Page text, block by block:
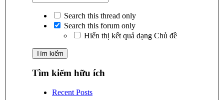
Search this thread only
Search this forum only
Hiển thị kết quả dạng Chủ đề
Tìm kiếm hữu ích
Recent Posts